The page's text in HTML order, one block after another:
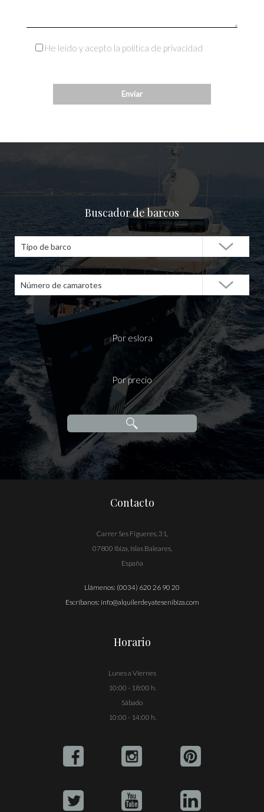
He leído y acepto la política de privacidad
Buscador de barcos
Tipo de barco
Número de camarotes
Por eslora
Por precio
Contacto
Carrer Ses Figueres, 31,
07800 Ibiza, Islas Baleares,
España
Llámenos: (0034) 620 26 90 20
Escríbanos: info@alquilerdeyatesenibiza.com
Horario
Lunes a Viernes
10:00 - 18:00 h.
Sábado
10:00 - 14:00 h.